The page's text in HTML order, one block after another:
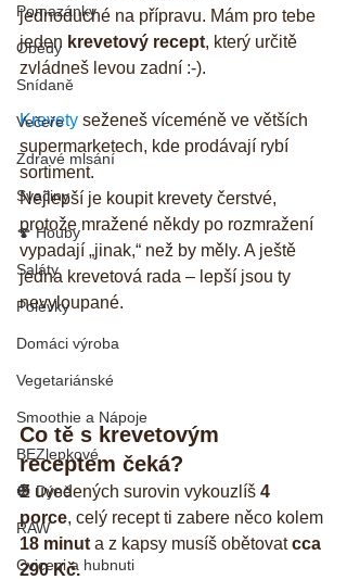
Pomazánky
Obědy
Snídaně
Večeře
Zdravé mlsání
Svačiny
🍄 Houby
Saláty
Polévky
Domáci výroba
Vegetariánské
Smoothie a Nápoje
BEZlepkové
🎃 Dýně
RAW
Cviceni a hubnuti
jednoduché na přípravu. Mám pro tebe
jeden krevetový recept, který určitě
zvládneš levou zadní :-).
Krevety seženeš víceméně ve větších
supermarketech, kde prodávají rybí
sortiment.
Nejlepší je koupit krevety čerstvé,
protože mražené někdy po rozmražení
vypadají „jinak,“ než by měly. A ještě
jedna krevetová rada – lepší jsou ty
nevyloupané.
Co tě s krevetovým
receptem čeká?
Z uvedených surovin vykouzlíš 4
porce, celý recept ti zabere něco kolem
18 minut a z kapsy musíš obětovat cca
290 Kč.